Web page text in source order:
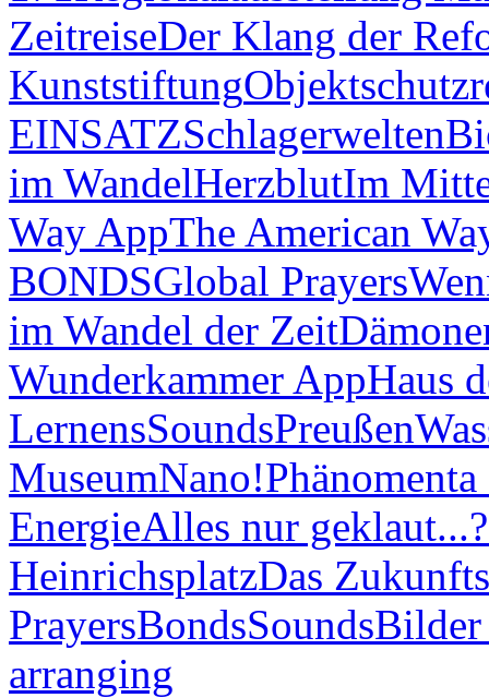
ZeitreiseDer Klang der
Kunststiftung
EINSATZSchlagerwelten
im WandelHerzblutIm
Way AppThe American
BONDSGlobal Prayers
im Wandel der Zeit
Wunderkammer AppHaus
LernensSoundsPreußen
MuseumNano!
EnergieAlles nur geklaut...?
HeinrichsplatzDas
PrayersBondsSoundsBilder
arranging